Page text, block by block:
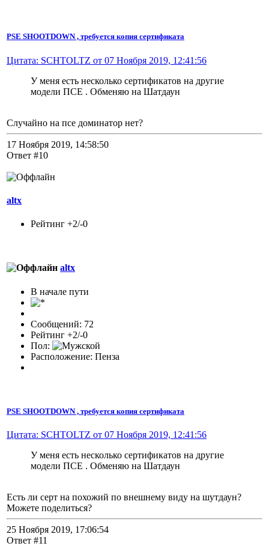
PSE SHOOTDOWN , требуется копия сертификата
Цитата: SCHTOLTZ от 07 Ноября 2019, 12:41:56
У меня есть несколько сертификатов на другие
модели ПСЕ . Обменяю на Шатдаун
Случайно на псе доминатор нет?
17 Ноября 2019, 14:58:50
Ответ #10
altx
Рейтинг +2/-0
altx
В начале пути
Сообщений: 72
Рейтинг +2/-0
Пол:
Расположение: Пенза
PSE SHOOTDOWN , требуется копия сертификата
Цитата: SCHTOLTZ от 07 Ноября 2019, 12:41:56
У меня есть несколько сертификатов на другие
модели ПСЕ . Обменяю на Шатдаун
Есть ли серт на похожий по внешнему виду на шутдаун?
Можете поделиться?
25 Ноября 2019, 17:06:54
Ответ #11